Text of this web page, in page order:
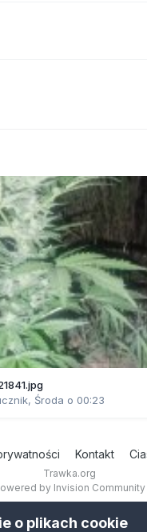
, Środa o 00:23
Kontakt
Trawka.org
by Invision Community
o plikach cookie